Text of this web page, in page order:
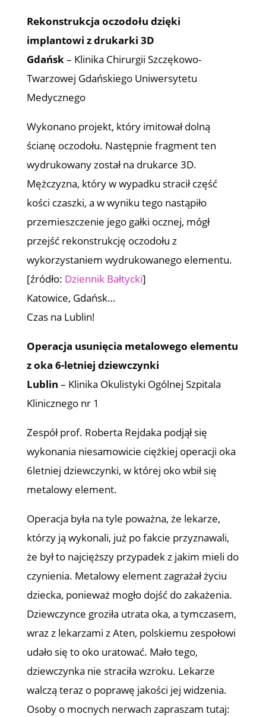
Rekonstrukcja oczodołu dzięki
implantowi z drukarki 3D
Gdańsk– Klinika Chirurgii Szczękowo-
Twarzowej Gdańskiego Uniwersytetu
Medycznego
Wykonano projekt, który imitował dolną
ścianę oczodołu. Następnie fragment ten
wydrukowany został na drukarce 3D.
Mężczyzna, który w wypadku stracił część
kości czaszki, a w wyniku tego nastąpiło
przemieszczenie jego gałki ocznej, mógł
przejść rekonstrukcję oczodołu z
wykorzystaniem wydrukowanego elementu.
[źródło: Dziennik Bałtycki]
Katowice, Gdańsk…
Czas na Lublin!
Operacja usunięcia metalowego elementu
z oka 6-letniej dziewczynki
Lublin – Klinika Okulistyki Ogólnej Szpitala
Klinicznego nr 1
Zespół prof. Roberta Rejdaka podjął się
wykonania niesamowicie ciężkiej operacji oka
6letniej dziewczynki, w której oko wbił się
metalowy element.
Operacja była na tyle poważna, że lekarze,
którzy ją wykonali, już po fakcie przyznawali,
że był to najcięższy przypadek z jakim mieli do
czynienia. Metalowy element zagrażał życiu
dziecka, ponieważ mogło dojść do zakażenia.
Dziewczynce groziła utrata oka, a tymczasem,
wraz z lekarzami z Aten, polskiemu zespołowi
udało się to oko uratować. Mało tego,
dziewczynka nie straciła wzroku. Lekarze
walczą teraz o poprawę jakości jej widzenia.
Osoby o mocnych nerwach zapraszam tutaj: